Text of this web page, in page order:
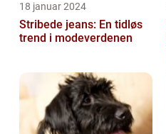
18 januar 2024
Stribede jeans: En tidløs
trend i modeverdenen